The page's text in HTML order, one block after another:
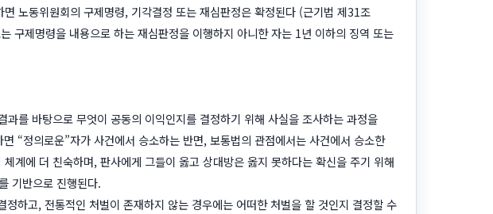
노동위원회의 구제명령, 기각결정 또는 재심판정은 확정된다 (근기법 제31조
구제명령을 내용으로 하는 재심판정을 이행하지 아니한 자는 1년 이하의 징역 또는
를 바탕으로 무엇이 공동의 이익인지를 결정하기 위해 사실을 조사하는 과정을
“정의로운”자가 사건에서 승소하는 반면, 보통법의 관점에서는 사건에서 승소한
계에 더 친숙하며, 판사에게 그들이 옳고 상대방은 옳지 못하다는 확신을 주기 위해
기반으로 진행된다.
하고, 전통적인 처벌이 존재하지 않는 경우에는 어떠한 처벌을 할 것인지 결정할 수